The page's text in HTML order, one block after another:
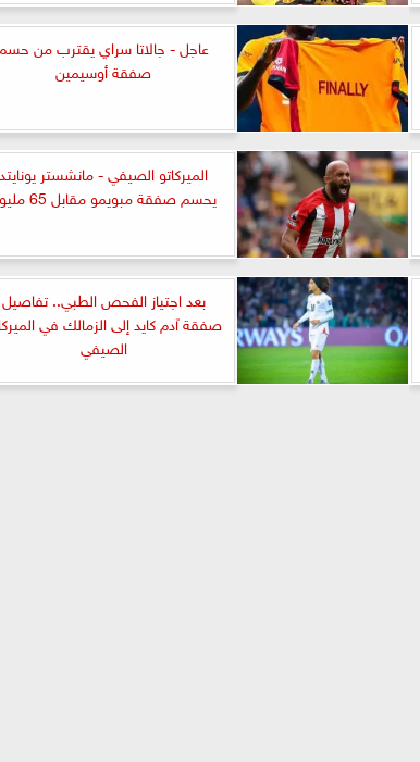
عاجل - جالاتا سراي يقترب من
صفقة أوسيمين
الميركاتو الصيفي - مانشستر يونايتد
يحسم صفقة مبويمو مقابل 65 مليونًا
بعد اجتياز الفحص الطبي.. تفاصيل
صفقة آدم كايد إلى الزمالك في
الصيفي